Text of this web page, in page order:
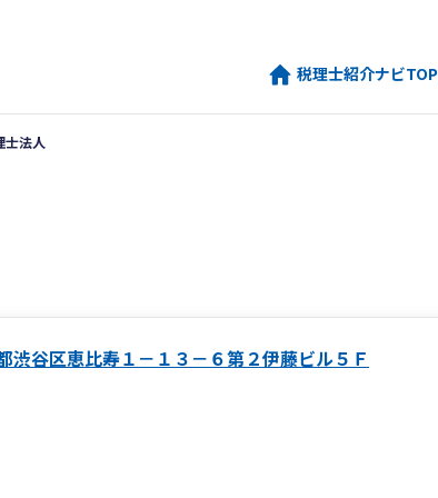
税理士紹介ナビTOP
士法人
渋谷区恵比寿１－１３－６第２伊藤ビル５Ｆ